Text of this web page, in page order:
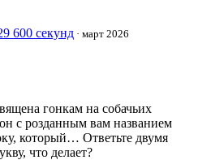
600 секунд · март 2026
гонкам на собачьих
с розданным вам названием
который… Ответьте двумя
что делает?